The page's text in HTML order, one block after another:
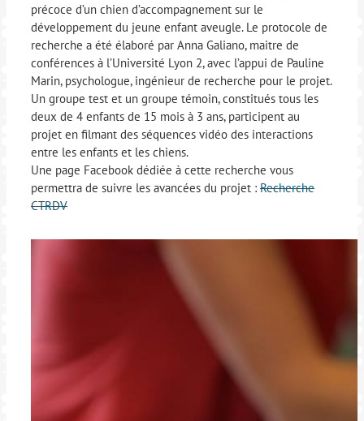
précoce d’un chien d’accompagnement sur le
développement du jeune enfant aveugle. Le protocole de
recherche a été élaboré par Anna Galiano, maitre de
conférences à l’Université Lyon 2, avec l’appui de Pauline
Marin, psychologue, ingénieur de recherche pour le projet.
Un groupe test et un groupe témoin, constitués tous les
deux de 4 enfants de 15 mois à 3 ans, participent au
projet en filmant des séquences vidéo des interactions
entre les enfants et les chiens.
Une page Facebook dédiée à cette recherche vous
permettra de suivre les avancées du projet : Recherche
CTRDV